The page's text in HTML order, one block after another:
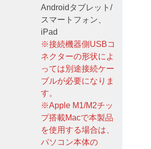
Androidタブレット/
スマートフォン、
iPad
※接続機器側USBコ
ネクターの形状によ
っては別途接続ケー
ブルが必要になりま
す。
※Apple M1/M2チッ
プ搭載Macで本製品
を使用する場合は、
パソコン本体の